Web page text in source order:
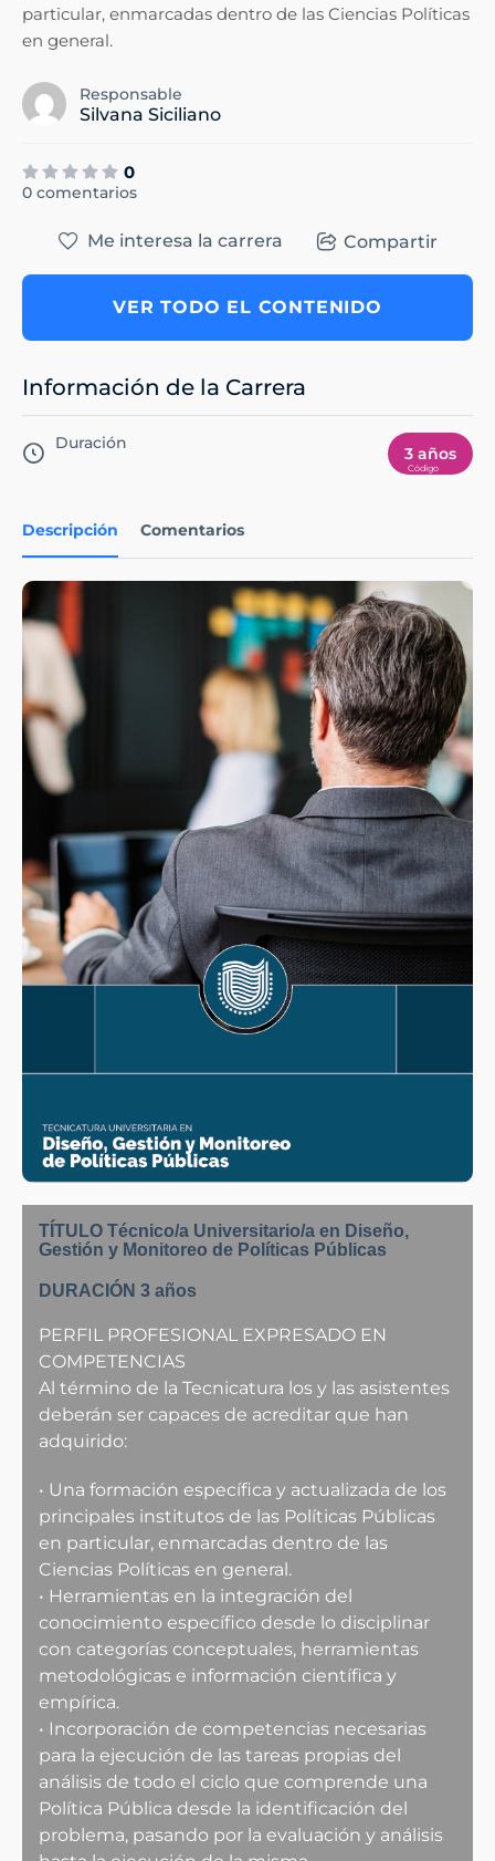
particular, enmarcadas dentro de las Ciencias Políticas
en general.
Responsable
Silvana Siciliano
0
0 comentarios
Descripción Comentarios
TÍTULO Técnico/a Universitario/a en Diseño,
Gestión y Monitoreo de Políticas Públicas
DURACIÓN 3 años
PERFIL PROFESIONAL EXPRESADO EN
COMPETENCIAS
Al término de la Tecnicatura los y las asistentes
deberán ser capaces de acreditar que han
adquirido:
• Una formación específica y actualizada de los
principales institutos de las Políticas Públicas
en particular, enmarcadas dentro de las
Ciencias Políticas en general.
• Herramientas en la integración del
conocimiento específico desde lo disciplinar
con categorías conceptuales, herramientas
metodológicas e información científica y
empírica.
• Incorporación de competencias necesarias
para la ejecución de las tareas propias del
análisis de todo el ciclo que comprende una
Política Pública desde la identificación del
problema, pasando por la evaluación y análisis
Me interesa la carrera Compartir
VER TODO EL CONTENIDO
Información de la Carrera
Duración
3 años